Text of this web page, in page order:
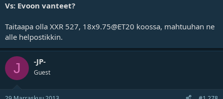
Vs: Evoon vanteet?
Taitaapa olla XXR 527, 18x9.75@ET20 koossa, mahtuuhan ne
alle helpostikkin.
J -JP-
Guest